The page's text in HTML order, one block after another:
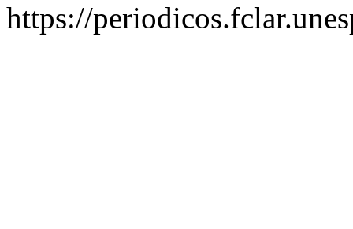
https://